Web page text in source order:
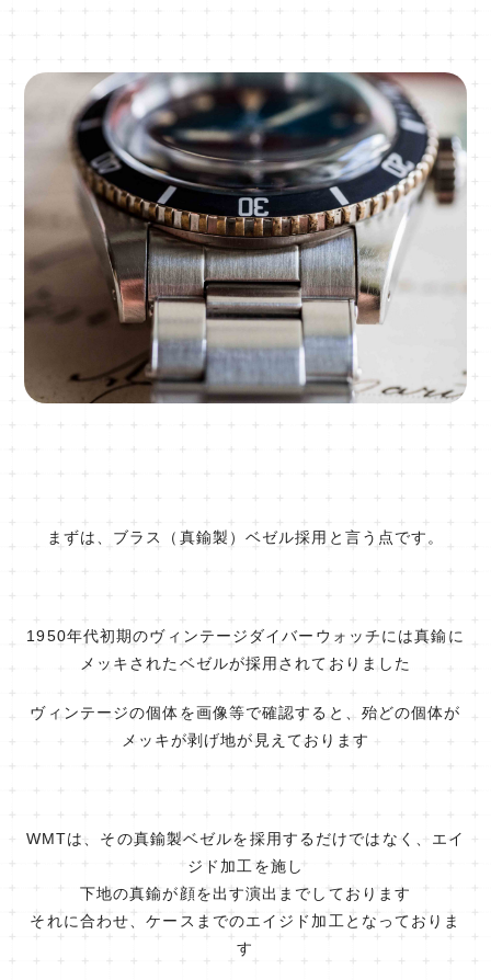
まずは、ブラス（真鍮製）ベゼル採用と言う点です。
1950年代初期のヴィンテージダイバーウォッチには真鍮に
メッキされたベゼルが採用されておりました
ヴィンテージの個体を画像等で確認すると、殆どの個体が
メッキが剥げ地が見えております
WMTは、その真鍮製ベゼルを採用するだけではなく、エイ
ジド加工を施し
下地の真鍮が顔を出す演出までしております
それに合わせ、ケースまでのエイジド加工となっておりま
す